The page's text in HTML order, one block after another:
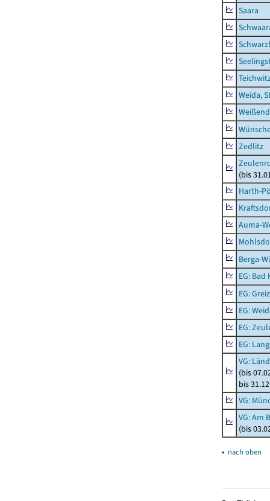
Saara
Weida,
Zedlitz
(bis
Harth-
Auma-
Berga-
EG:
EG:
EG:
EG:
EG:
VG:
(bis
bis
VG:
VG: Am
(bis
▴ nach oben